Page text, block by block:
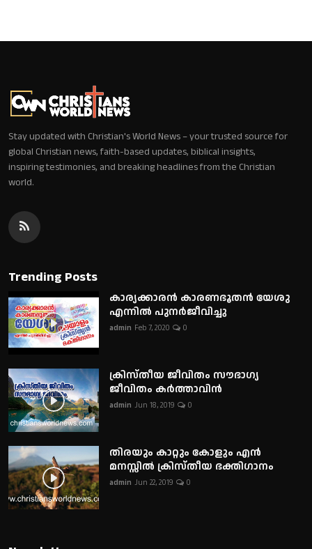
Stay updated with Christian's World News – your trusted source for
global Christian news, faith-based updates, biblical insights,
inspiring testimonies, and breaking headlines from the Christian
world.
Trending Posts
കാര്യക്കാരൻ കാരണഭൂതൻ യേശു
എന്നിൽ പുനർജീവിച്ചു
admin Feb 7, 2020 0
ക്രിസ്തീയ ജീവിതം സൗഭാഗ്യ
ജീവിതം കർത്താവിൻ
admin Jun 18, 2019 0
തിരയും കാറ്റും കോളും എൻ
മനസ്സിൽ ക്രിസ്തീയ ഭക്തിഗാനം
admin Jun 22, 2019 0